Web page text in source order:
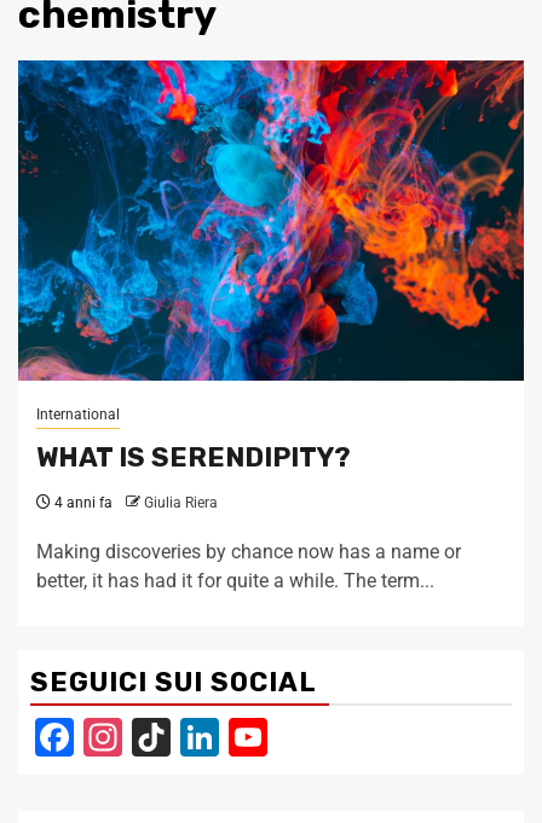
chemistry
International
WHAT IS SERENDIPITY?
4 anni fa Giulia Riera
Making discoveries by chance now has a name or
better, it has had it for quite a while. The term...
SEGUICI SUI SOCIAL
Facebook
Instagram
TikTokLinkedIn